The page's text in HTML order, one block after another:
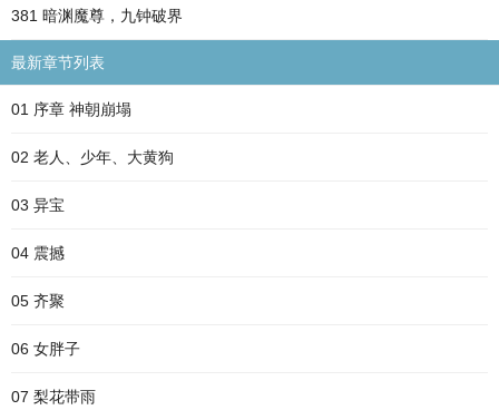
381 暗渊魔尊，九钟破界
最新章节列表
01 序章 神朝崩塌
02 老人、少年、大黄狗
03 异宝
04 震撼
05 齐聚
06 女胖子
07 梨花带雨